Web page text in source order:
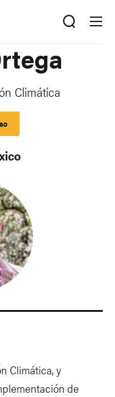
Climática
Climática, y
de